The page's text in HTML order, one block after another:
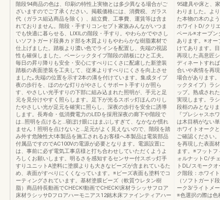
階段94商品の色は、印刷の特性上実物とは多少異なる場合がご
ざいますのでご了承ください。掲載価格には、消費税、ガラス
代（ガラス組込商品を除く）、組立費、工事費、運賃等は含ま
れておりません。階段・手すりコンセプト家族みんながいつま
でも快適に暮らせる、LIXILの階段・手すり。やわらかでやさし
いソフトガード段鼻カド部を木質よりもやわらかな樹脂素材で
仕上げました。踏板より濃い色でラインを配置し、先端の視認
性も確保しました。ベーシックタイプ階段の踏板にひと工夫。
毎日の昇り降りも安全・安心にすべりにくさに配慮した新塗装
踏板の表面塗装を工夫して、従来よりすべりにくさを向上させ
ました｡先端の位置を示す2本の溝を付けています。集成タイプ
夜の歩行を、ほのかな灯りがやさしくサポート手すりが照ら
す、やさしい光手すりの下部に組み込まれた照明が、手元と足
元を見分けやすく照らします。足下が光るスポッ灯ほんのりし
たやさしい光が足元を確実に照らし、深夜の歩行を安全に誘導
します。長寿命・低消費電力のLEDを採用深夜の廊下や階段で
は…照明を点けると…寝ぼけ眼にはまぶしすぎて、なかなか慣れ
ません！照明を点けないと…足元がよく見えないので、階段を踏
み外す危険性大!本製品を施工されるお客様へ本製品は電装部品
付属品ですのでAC100Vの電源が必要となります。電源設置に
は、事前に必ず電気工事店様と打ち合わせしていただくようよ
ろしくお願いします。明るさを感知するセンサー付スポッ灯手
すりユニットA塗料に塗膜よりも大きなビーズが含まれているた
め、表面がすべりにくくなっています。※ビーズ表面も塗料でコ
ーティングされています。基材塗膜ビーズ（軟質ウレタン樹
脂）商品特長動画でCHECK!動画でCHECK!床材ラシッサフロア
床材ラシッサDフロアハーモニアス12銘木床ファインティアハー
95建具や床と、
わりました。よ
た本物の木のよ
ホワイトD/クリ
ペール※オープン
あります。※オー
けてあります。
再現した高意匠
ディネートすれ
合いや表情を再
場合があります
ックタイプ）ラ
ップ。熟成され
実現します。ラ
段框のみとなり
『プレシャスホ
は木目柄がない
ホワイトオーク
ご確認ください
を再現した表面
ます。※フット
ォルナットC/チ
トDL/スモーク
ク階段：ホワイ
（ソフトガード
ーク3/ライトメ
※色選択の際は色